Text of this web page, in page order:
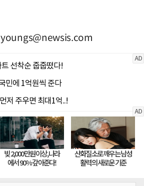
youngs@newsis.com